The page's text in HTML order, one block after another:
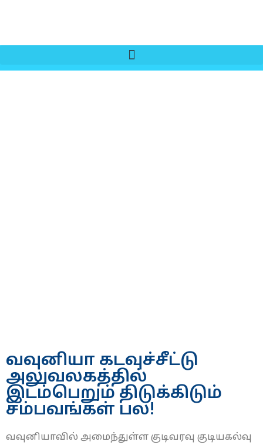
வவுனியா கடவுச்சீட்டு
அலுவலகத்தில்
இடம்பெறும் திடுக்கிடும்
சம்பவங்கள் பல!
வவுனியாவில் அமைந்துள்ள குடிவரவு குடியகல்வு